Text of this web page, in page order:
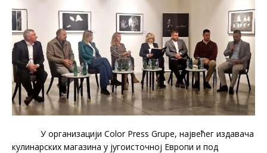
У организацији Color Press Grupe, највећег издавача
кулинарских магазина у југоисточној Европи и под